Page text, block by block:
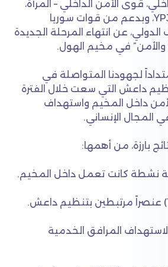
قوى الأمن الداخلي – المرأة،
وحدات حماية المرأة YPJ، وبدعم من قوات سوريا
الدولي، عن انتهاء المرحلة الجديدة
والأمن” في مخيم الهول.
لجهودنا المتواصلة في
داعش التي سعت خلال الفترة
داخل المخيم واستهداف
المجال الإنساني.
بارزة، من أهمها:
نشطة كانت تعمل داخل المخيم.
المرافق الخدمية